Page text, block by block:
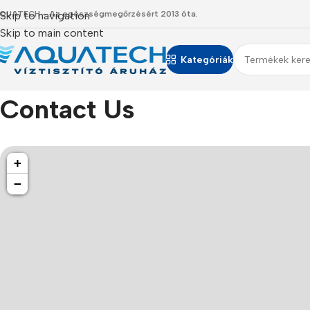
Skip to navigation
Skip to main content
- Az egészségmegőrzésért 2013 óta.
Kategóriák
Contact Us
+
−